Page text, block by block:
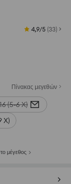
4,9/5 (33)
Πίνακας μεγεθών
(5-6 Χ)
Χ)
μέγεθος